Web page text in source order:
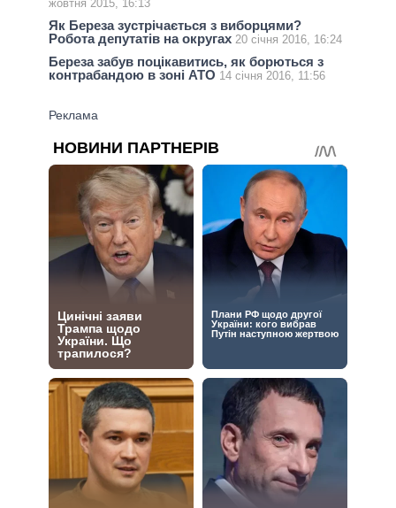
жовтня 2015, 16:13
Як Береза зустрічається з виборцями?
Робота депутатів на округах 20 січня 2016, 16:24
Береза забув поцікавитись, як борються з
контрабандою в зоні АТО 14 січня 2016, 11:56